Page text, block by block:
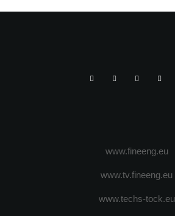
www.fineeng.eu
www.tv.fineeng.eu
www.techs-tock.eu